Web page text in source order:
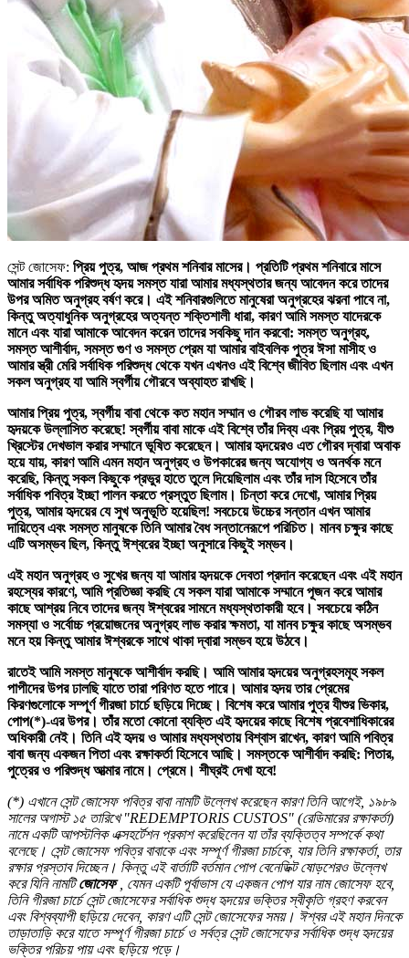
সেন্ট জোসেফ: প্রিয় পুত্র, আজ প্রথম শনিবার মাসের। প্রতিটি প্রথম শনিবারে মাসে
আমার সর্বাধিক পরিশুদ্ধ হৃদয় সমস্ত যারা আমার মধ্যস্থতার জন্য আবেদন করে তাদের
উপর অমিত অনুগ্রহ বর্ষণ করে। এই শনিবারগুলিতে মানুষেরা অনুগ্রহের ঝরনা পাবে না,
কিন্তু অত্যাধুনিক অনুগ্রহের অত্যন্ত শক্তিশালী ধারা, কারণ আমি সমস্ত যাদেরকে
মানে এবং যারা আমাকে আবেদন করেন তাদের সবকিছু দান করবো: সমস্ত অনুগ্রহ,
সমস্ত আশীর্বাদ, সমস্ত গুণ ও সমস্ত প্রেম যা আমার বাইবলিক পুত্র ঈসা মাসীহ ও
আমার স্ত্রী মেরি সর্বাধিক পরিশুদ্ধ থেকে যখন এখনও এই বিশ্বে জীবিত ছিলাম এবং এখন
সকল অনুগ্রহ যা আমি স্বর্গীয় গৌরবে অব্যাহত রাখছি।
আমার প্রিয় পুত্র, স্বর্গীয় বাবা থেকে কত মহান সম্মান ও গৌরব লাভ করেছি যা আমার
হৃদয়কে উল্লাসিত করেছে! স্বর্গীয় বাবা মাকে এই বিশ্বে তাঁর দিব্য এবং প্রিয় পুত্র, যীশু
খ্রিস্টের দেখভাল করার সম্মানে ভূষিত করেছেন। আমার হৃদয়েরও এত গৌরব দ্বারা অবাক
হয়ে যায়, কারণ আমি এমন মহান অনুগ্রহ ও উপকারের জন্য অযোগ্য ও অনর্থক মনে
করেছি, কিন্তু সকল কিছুকে প্রভুর হাতে তুলে দিয়েছিলাম এবং তাঁর দাস হিসেবে তাঁর
সর্বাধিক পবিত্র ইচ্ছা পালন করতে প্রস্তুত ছিলাম। চিন্তা করে দেখো, আমার প্রিয়
পুত্র, আমার হৃদয়ের যে সুখ অনুভূতি হয়েছিল! সবচেয়ে উচ্চের সন্তান এখন আমার
দায়িত্বে এবং সমস্ত মানুষকে তিনি আমার বৈধ সন্তানেরূপে পরিচিত। মানব চক্ষুর কাছে
এটি অসম্ভব ছিল, কিন্তু ঈশ্বরের ইচ্ছা অনুসারে কিছুই সম্ভব।
এই মহান অনুগ্রহ ও সুখের জন্য যা আমার হৃদয়কে দেবতা প্রদান করেছেন এবং এই মহান
রহস্যের কারণে, আমি প্রতিজ্ঞা করছি যে সকল যারা আমাকে সম্মানে পূজন করে আমার
কাছে আশ্রয় নিবে তাদের জন্য ঈশ্বরের সামনে মধ্যস্থতাকারী হবে। সবচেয়ে কঠিন
সমস্যা ও সর্বোচ্চ প্রয়োজনের অনুগ্রহ লাভ করার ক্ষমতা, যা মানব চক্ষুর কাছে অসম্ভব
মনে হয় কিন্তু আমার ঈশ্বরকে সাথে থাকা দ্বারা সম্ভব হয়ে উঠবে।
রাতেই আমি সমস্ত মানুষকে আশীর্বাদ করছি। আমি আমার হৃদয়ের অনুগ্রহসমূহ সকল
পাপীদের উপর ঢালছি যাতে তারা পরিণত হতে পারে। আমার হৃদয় তার প্রেমের
কিরণগুলোকে সম্পূর্ণ গীরজা চার্চে ছড়িয়ে দিচ্ছে। বিশেষ করে আমার পুত্র যীশুর ভিকার,
পোপ(*)-এর উপর। তাঁর মতো কোনো ব্যক্তি এই হৃদয়ের কাছে বিশেষ প্রবেশাধিকারের
অধিকারী নেই। তিনি এই হৃদয় ও আমার মধ্যস্থতায় বিশ্বাস রাখেন, কারণ আমি পবিত্র
বাবা জন্য একজন পিতা এবং রক্ষাকর্তা হিসেবে আছি। সমস্তকে আশীর্বাদ করছি: পিতার,
পুত্রের ও পরিশুদ্ধ আত্মার নামে। প্রেমে। শীঘ্রই দেখা হবে!
(*) এখানে সেন্ট জোসেফ পবিত্র বাবা নামটি উল্লেখ করেছেন কারণ তিনি আগেই, ১৯৮৯
সালের অগাস্ট ১৫ তারিখে "REDEMPTORIS CUSTOS" (রেডিমারের রক্ষাকর্তা)
নামে একটি আপস্টলিক এক্সহর্টেশন প্রকাশ করেছিলেন যা তাঁর ব্যক্তিত্ব সম্পর্কে কথা
বলেছে। সেন্ট জোসেফ পবিত্র বাবাকে এবং সম্পূর্ণ গীরজা চার্চকে, যার তিনি রক্ষাকর্তা, তার
রক্ষার প্রস্তাব দিচ্ছেন। কিন্তু এই বার্তাটি বর্তমান পোপ বেনেডিক্ট ষোড়শেরও উল্লেখ
করে যিনি নামটিজোসেফ , যেমন একটি পূর্বাভাস যে একজন পোপ যার নাম জোসেফ হবে,
তিনি গীরজা চার্চে সেন্ট জোসেফের সর্বাধিক শুদ্ধ হৃদয়ের ভক্তির স্বীকৃতি গ্রহণ করবেন
এবং বিশ্বব্যাপী ছড়িয়ে দেবেন, কারণ এটি সেন্ট জোসেফের সময়। ঈশ্বর এই মহান দিনকে
তাড়াতাড়ি করে যাতে সম্পূর্ণ গীরজা চার্চে ও সর্বত্র সেন্ট জোসেফের সর্বাধিক শুদ্ধ হৃদয়ের
ভক্তির পরিচয় পায় এবং ছড়িয়ে পড়ে।